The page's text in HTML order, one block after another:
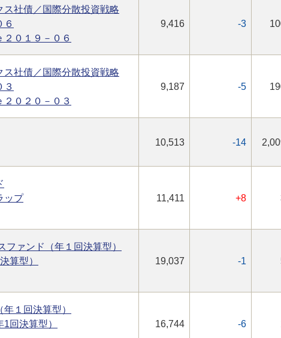
ス社債／国際分散投資戦略
６
０１９－０６
9,416 -3
ス社債／国際分散投資戦略
３
０２０－０３
9,187 -5
10,513 -14
ップ
11,411 +8
ファンド（年１回決算型）
算型）
19,037 -1
１回決算型）
回決算型）
16,744 -6